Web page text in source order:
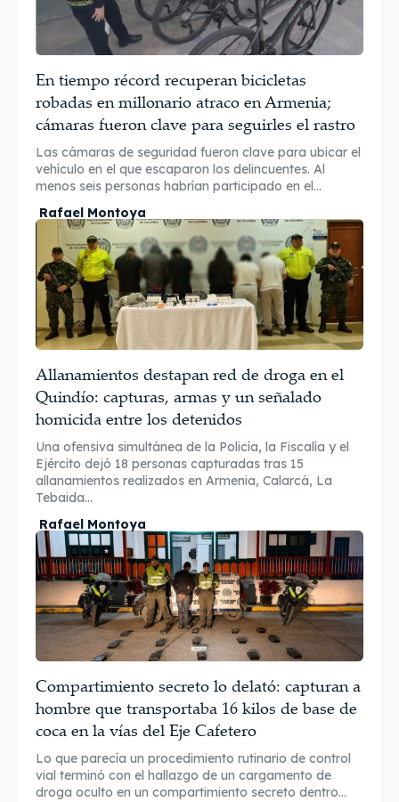
En tiempo récord recuperan bicicletas
robadas en millonario atraco en Armenia;
cámaras fueron clave para seguirles el rastro
Las cámaras de seguridad fueron clave para ubicar el
vehículo en el que escaparon los delincuentes. Al
menos seis personas habrían participado en el...
Rafael Montoya
Allanamientos destapan red de droga en el
Quindío: capturas, armas y un señalado
homicida entre los detenidos
Una ofensiva simultánea de la Policía, la Fiscalía y el
Ejército dejó 18 personas capturadas tras 15
allanamientos realizados en Armenia, Calarcá, La
Tebaida...
Rafael Montoya
Compartimiento secreto lo delató: capturan a
hombre que transportaba 16 kilos de base de
coca en la vías del Eje Cafetero
Lo que parecía un procedimiento rutinario de control
vial terminó con el hallazgo de un cargamento de
droga oculto en un compartimiento secreto dentro...